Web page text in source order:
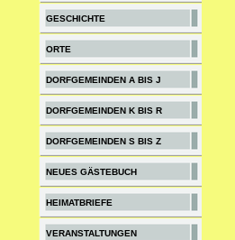
GESCHICHTE
ORTE
DORFGEMEINDEN A BIS J
DORFGEMEINDEN K BIS R
DORFGEMEINDEN S BIS Z
NEUES GÄSTEBUCH
HEIMATBRIEFE
VERANSTALTUNGEN